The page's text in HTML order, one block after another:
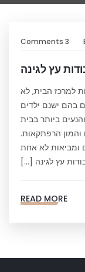
3 Comments
עץ לגינה
למרכז הבית, לא
בהם ישנם ילדים
ביותר בבית
הרפתקאות.
ומביאות לא אחת
עץ לגינה […]
READ MORE